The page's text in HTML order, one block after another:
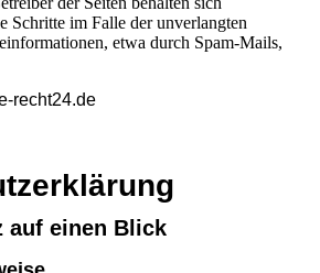
Schritte im Falle der unverlangten
etwa durch Spam-Mails,
recht24.de
auf einen Blick